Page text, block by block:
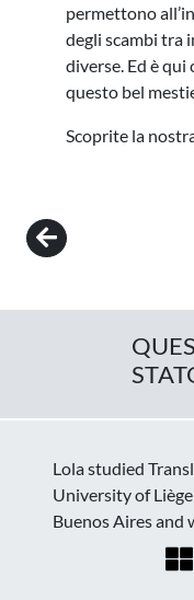
permettono
degli scambi tra
diverse. Ed è
questo bel
Scoprite la
Post navigation
Lola studied
University of
Buenos Aires and